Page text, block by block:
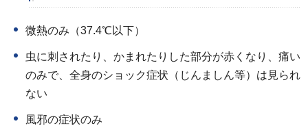
微熱のみ（37.4℃以下）
虫に刺されたり、かまれたりした部分が赤くなり、痛い
のみで、全身のショック症状（じんましん等）は見られ
ない
風邪の症状のみ